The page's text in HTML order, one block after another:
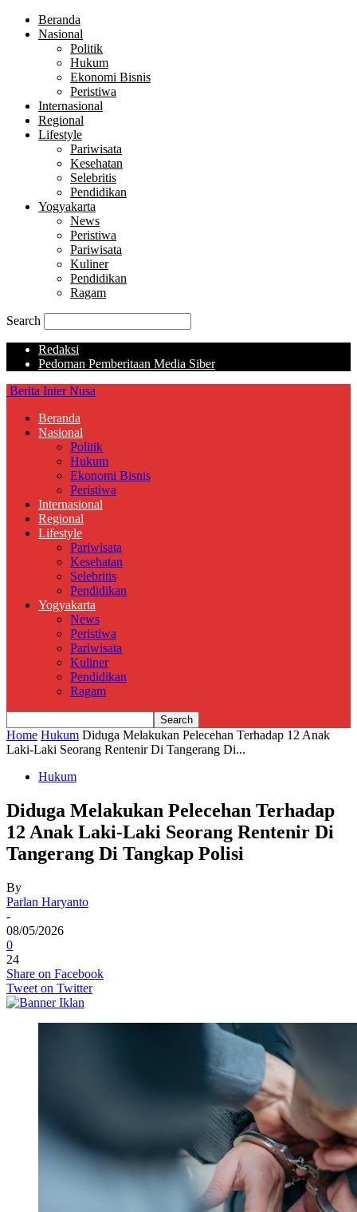
Beranda
Nasional
Politik
Hukum
Ekonomi Bisnis
Peristiwa
Internasional
Regional
Lifestyle
Pariwisata
Kesehatan
Selebritis
Pendidikan
Yogyakarta
News
Peristiwa
Pariwisata
Kuliner
Pendidikan
Ragam
Search
Redaksi
Pedoman Pemberitaan Media Siber
Berita Inter Nusa
Beranda
Nasional
Politik
Hukum
Ekonomi Bisnis
Peristiwa
Internasional
Regional
Lifestyle
Pariwisata
Kesehatan
Selebritis
Pendidikan
Yogyakarta
News
Peristiwa
Pariwisata
Kuliner
Pendidikan
Ragam
Home Hukum Diduga Melakukan Pelecehan Terhadap 12 Anak
Laki-Laki Seorang Rentenir Di Tangerang Di...
Hukum
Diduga Melakukan Pelecehan Terhadap
12 Anak Laki-Laki Seorang Rentenir Di
Tangerang Di Tangkap Polisi
By
Parlan Haryanto
-
08/05/2026
0
24
Share on Facebook
Tweet on Twitter